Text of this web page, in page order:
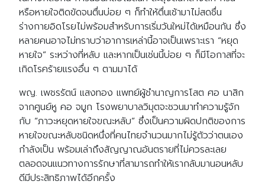
หรือหายใจติดขัดจนตื่นบ่อย ๆ ก็ทำให้ตื่นเช้ามาไม่สดชื่น
ร่างกายอิดโรยไม่พร้อมสำหรับการเริ่มวันใหม่ได้เหมือนกัน ซึ่ง
หลายคนอาจไม่ทราบว่าอาการเหล่านี้อาจเป็นเพราะเรา “หยุด
หายใจ” ระหว่างที่หลับ และหากเป็นเช่นนี้บ่อย ๆ ก็มีโอกาสที่จะ
เกิดโรคร้ายแรงอื่น ๆ ตามมาได้
พญ. เพชรรัตน์ แสงทอง แพทย์ผู้ชำนาญการโสต ศอ นาสิก
จากศูนย์หู คอ จมูก โรงพยาบาลวิมุตจะชวนมาทำความรู้จัก
กับ “ภาวะหยุดหายใจขณะหลับ” ซึ่งเป็นความผิดปกติของการ
หายใจขณะหลับชนิดหนึ่งที่คนไทยจำนวนมากไม่รู้ตัวว่าตนเอง
กำลังเป็น พร้อมเล่าถึงสัญญาณอันตรายที่ไม่ควรละเลย
ตลอดจนแนวทางการรักษาที่สามารถทำให้เรากลับมานอนหลับ
ดีมีประสิทธิภาพได้อีกครั้ง